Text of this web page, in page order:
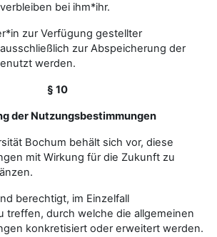
bei ihm*ihr.
zur Verfügung gestellter
zur Abspeicherung der
werden.
§ 10
der Nutzungsbestimmungen
Bochum behält sich vor, diese
mit Wirkung für die Zukunft zu
berechtigt, im Einzelfall
treffen, durch welche die allgemeinen
konkretisiert oder erweitert werden.